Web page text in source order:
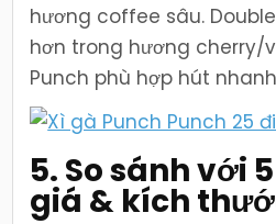
hương coffee sâu.
hơn trong hương cherry/
Punch phù hợp hút
5. So sánh với
giá & kích